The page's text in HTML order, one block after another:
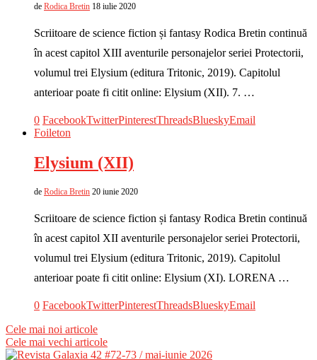
de Rodica Bretin 18 iulie 2020
Scriitoare de science fiction și fantasy Rodica Bretin continuă
în acest capitol XIII aventurile personajelor seriei Protectorii,
volumul trei Elysium (editura Tritonic, 2019). Capitolul
anterioar poate fi citit online: Elysium (XII). 7. …
0 FacebookTwitterPinterestThreadsBlueskyEmail
Foileton
Elysium (XII)
de Rodica Bretin 20 iunie 2020
Scriitoare de science fiction și fantasy Rodica Bretin continuă
în acest capitol XII aventurile personajelor seriei Protectorii,
volumul trei Elysium (editura Tritonic, 2019). Capitolul
anterioar poate fi citit online: Elysium (XI). LORENA …
0 FacebookTwitterPinterestThreadsBlueskyEmail
Cele mai noi articole
Cele mai vechi articole